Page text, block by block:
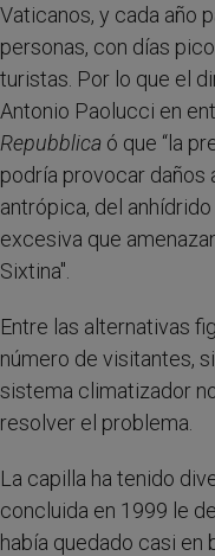
Vaticanos, y cada año
personas, con días
turistas. Por lo que el
Antonio Paolucci en
Repubblica ó que “la
podría provocar daños
antrópica, del
excesiva que
Sixtina".
Entre las alternativas
número de visitantes,
sistema climatizador
resolver el problema.
La capilla ha tenido
concluida en 1999 le
había quedado casi en